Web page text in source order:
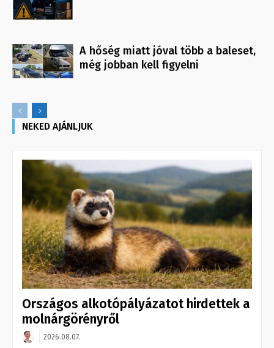
A hőség miatt jóval több a baleset,
még jobban kell figyelni
NEKED AJÁNLJUK
Országos alkotópályázatot hirdettek a
molnárgörényről
2026.08.07.